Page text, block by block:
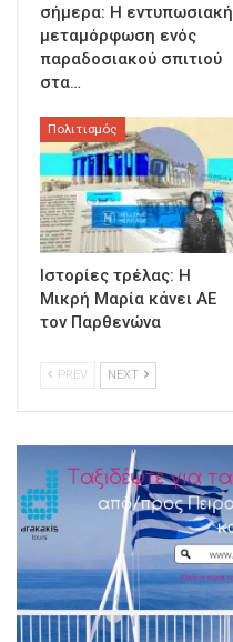
σήμερα: Η εντυπωσιακή
μεταμόρφωση ενός
παραδοσιακού σπιτιού
στα…
Πολιτισμός
Ιστορίες τρέλας: Η
Μικρή Μαρία κάνει ΑΕ
τον Παρθενώνα
PREV NEXT